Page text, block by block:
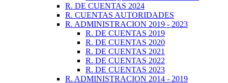
R. DE CUENTAS 2024
R. CUENTAS AUTORIDADES
R. ADMINISTRACION 2019 - 2023
R. DE CUENTAS 2019
R. DE CUENTAS 2020
R. DE CUENTAS 2021
R. DE CUENTAS 2022
R. DE CUENTAS 2023
R. ADMINISTRACION 2014 - 2019